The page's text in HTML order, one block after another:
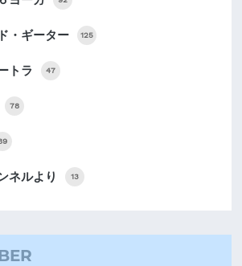
・ギーター 125
トラ 47
78
ネルより 13